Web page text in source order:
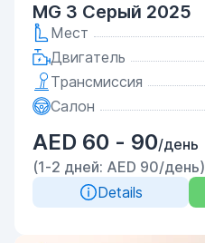
MG 3 Серый 2025
Мест
Двигатель
Трансмиссия
Салон
AED 60 - 90/день
(1-2 дней: AED 90/день)
Details